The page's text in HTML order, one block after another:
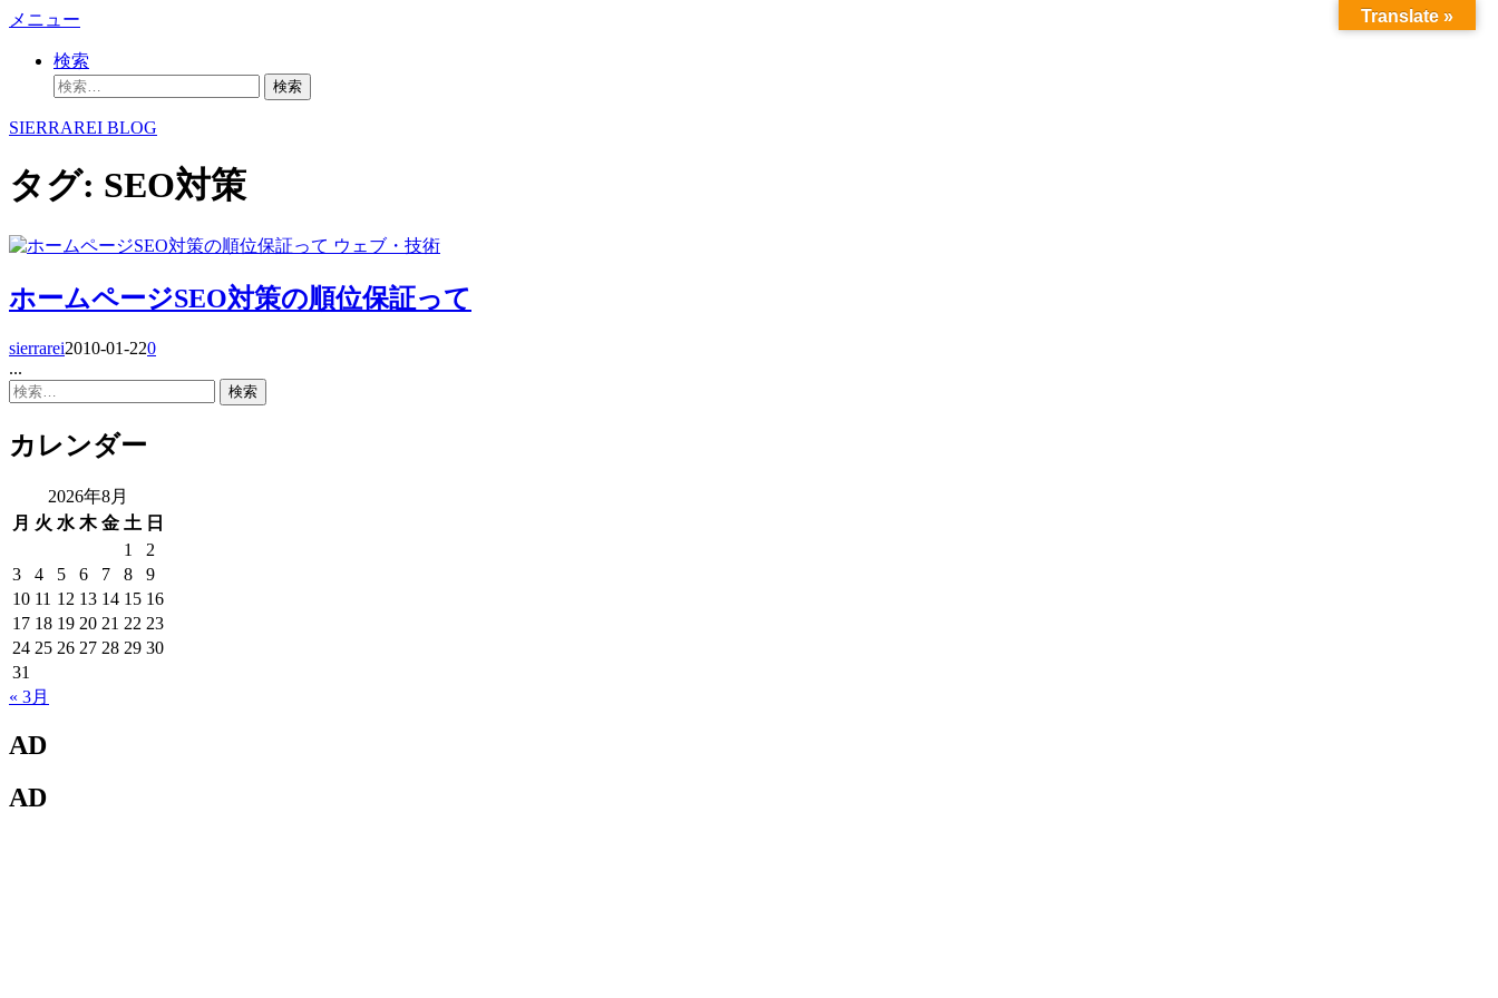
コ
へ
キ
ッ
メニュー
検索
検
SIERRAREI BLOG
タグ: SEO対策
ウェブ・技術
ホームページSEO対策の順位保証って
sierrarei2010-01-220
...
検
カレンダー
2026年8月
月 火 水 木 金 土 日
1
2
3
4 5 6 7 8
9
10 11 12 13 14 15 16
17 18 19 20 21 22 23
24 25 26 27 28 29 30
31
« 3月
AD
AD
Translate »